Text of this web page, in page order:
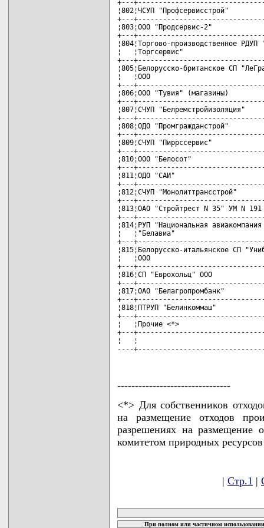
--------------------------------
<*> Для собственников
на размещение отходов
разрешениях на размещение
комитетом природных
| Стр.1 |
При полном или частичном